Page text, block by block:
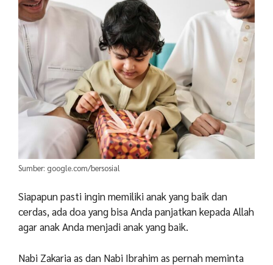
Sumber: google.com/bersosial
Siapapun pasti ingin memiliki anak yang baik dan
cerdas, ada doa yang bisa Anda panjatkan kepada Allah
agar anak Anda menjadi anak yang baik.
Nabi Zakaria as dan Nabi Ibrahim as pernah meminta